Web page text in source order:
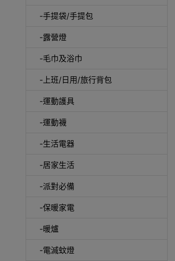
-手提袋/手提包
-露營燈
-毛巾及浴巾
-上班/日用/旅行背包
-運動護具
-運動襪
-生活電器
-居家生活
-派對必備
-保暖家電
-暖爐
-電滅蚊燈